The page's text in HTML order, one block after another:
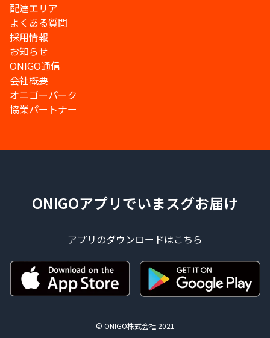
配達エリア
よくある質問
採用情報
お知らせ
ONIGO通信
会社概要
オニゴーパーク
協業パートナー
ONIGOアプリでいまスグお届け
アプリのダウンロードはこちら
© ONIGO株式会社 2021